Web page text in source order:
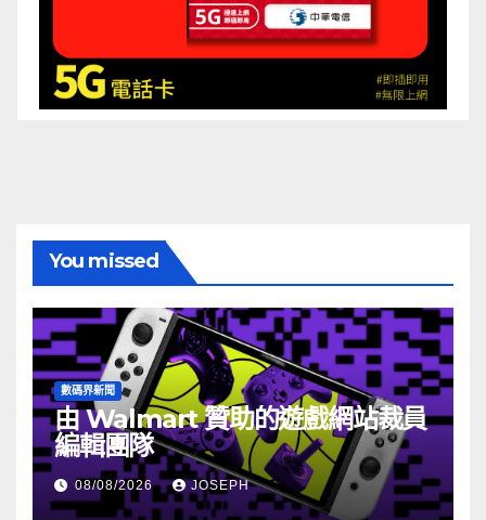
You missed
數碼界新聞
由 Walmart 贊助的遊戲網站裁員
編輯團隊
08/08/2026 JOSEPH